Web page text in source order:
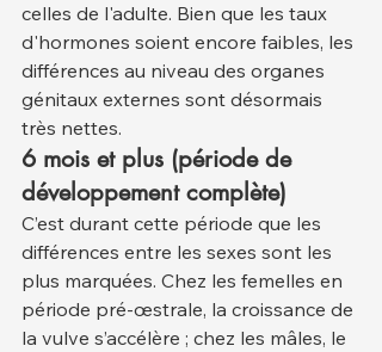
celles de l'adulte. Bien que les taux
d'hormones soient encore faibles, les
différences au niveau des organes
génitaux externes sont désormais
très nettes.
6 mois et plus (période de
développement complète)
C’est durant cette période que les
différences entre les sexes sont les
plus marquées. Chez les femelles en
période pré-œstrale, la croissance de
la vulve s’accélère ; chez les mâles, le